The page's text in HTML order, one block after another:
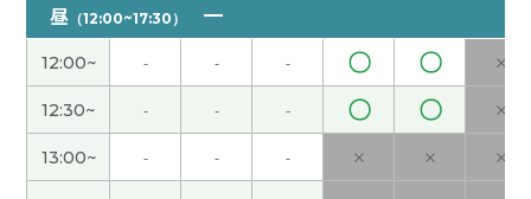
谢谢，下次见( 40代 男性 )
谢谢您的支持和帮助！我住的地方没有溶洞。但是
去年我去旅游看了山口县的溶洞，挺有意思。下次
见！
昼 （12:00~17:30）
12:00~ - - - 〇 〇 ×
12:30~ - - - 〇 〇 ×
13:00~ - - - × × ×